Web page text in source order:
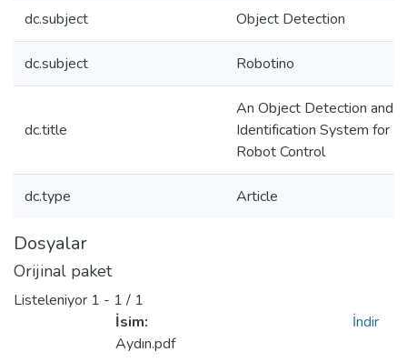
dc.subject Object Detection
dc.subject Robotino
dc.title
An Object Detection and
Identification System for a
Robot Control
dc.type Article
Dosyalar
Orijinal paket
Listeleniyor 1 - 1 / 1
İsim:
Aydın.pdf
İndir